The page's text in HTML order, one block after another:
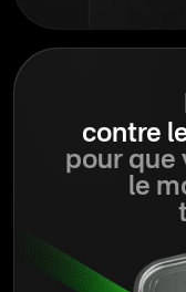
contre
pour que
le